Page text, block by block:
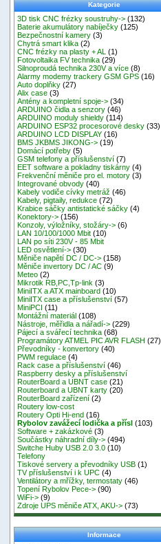
Kategorie
3D tisk CNC frézky soustruhy-> (132)
Baterie akumulátory nabíječky (125)
Bezpečnostní kamery (3)
Chytrá smart klika (2)
CNC frézky na plasty + AL
(1)
Fotovoltaika FV technika (29)
Silnoproudá technika 230V a více (8)
Alarmy modemy trackery GSM GPS (16)
Auto doplňky (27)
Alix case (3)
Antény a kompletní spoje-> (34)
ARDUINO čidla a senzory (46)
ARDUINO moduly shieldy (114)
ARDUINO ESP32 procesorové desky (33)
ARDUINO LCD DISPLAY (16)
BMS JKBMS JIKONG-> (19)
Domácí potřeby (5)
GSM telefony a příslušenství (7)
EET software a pokladny tiskárny (4)
Frekvenční měniče pro el. motory (3)
Integrované obvody (40)
Kabely vodiče cívky metráž (46)
Kabely, pigtaily, redukce (72)
Krabice sáčky antistatické sáčky (4)
Konektory-> (156)
Konzoly, výložníky, stožáry-> (6)
LAN 10/100/1000 Mbit (10)
LAN po síti 230V - 85 Mbit
LED osvětlení-> (30)
Měniče napětí DC / DC-> (158)
Měniče invertory DC / AC (9)
Meteo (2)
Mikrotik RB,PC,Tp-link (3)
MiniITX a ATX mainboard (10)
MiniITX case a příslušenství (57)
MiniPCI (11)
Montážní materiál (108)
Nástroje, měřidla a nářadí-> (229)
Pájecí a svářecí technika (68)
Programátory ATMEL PIC AVR FLASH (27)
Převodníky - konvertory (40)
PWM regulace (4)
Rack case a příslušenství (46)
Raspberry desky a příslušenství
RouterBoard a UBNT case (21)
Routerboard a UBNT karty (20)
RouterBoard zařízení (2)
Routery low-cost
Routery Opti Hi-end (16)
Rybolov zavážecí lodička a přísl (103)
Software + zakázkové (3)
Součástky náhradní díly-> (494)
Switche Huby USB 2.0 3.0 (10)
Telefony
Tiskové servery a převodníky USB (1)
TV příslušenství i k UPC (4)
Ventilátory a mřížky, termostaty (46)
Topení Rybolov Pece-> (90)
WiFi-> (9)
Zdroje UPS měniče ATX, AKU-> (73)
Informace